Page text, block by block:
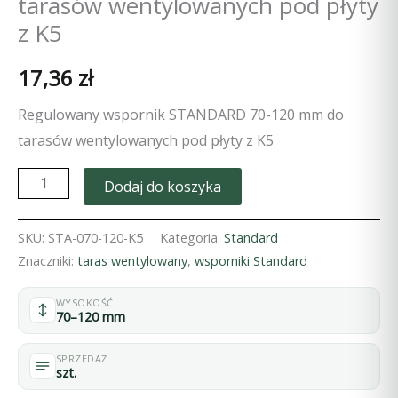
z K5
17,36 zł
Regulowany wspornik STANDARD 70-120 mm do
tarasów wentylowanych pod płyty z K5
ilość
Regulowany
wspornik
STANDARD
70-
120
mm
do
tarasów
Dodaj do koszyka
SKU: STA-070-120-K5 Kategoria: Standard
Znaczniki: taras wentylowany, wsporniki Standard
WYSOKOŚĆ
70–120 mm
SPRZEDAŻ
szt.